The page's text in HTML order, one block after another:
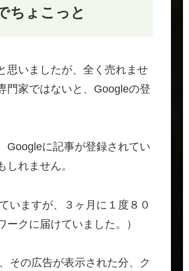
ちょこっと
思いましたが、全く売れませ
門家ではないと、Googleの登
Googleに記事が登録されてい
れません。
いますが、３ヶ月に１度８０
クに届けていました。）
その広告が表示された分、ク